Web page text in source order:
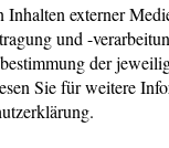
für
und Umwelt. Unter
wir bisher den
Gelder richtig war,
externer
und -
der
Sie für weitere